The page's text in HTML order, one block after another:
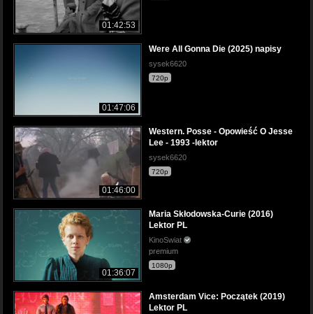
01:42:53
01:47:06
Were All Gonna Die (2025) napisy
sysek6620
720p
01:46:00
Western. Posse - Opowieść O Jesse
Lee - 1993 -lektor
sysek6620
720p
01:36:07
Maria Skłodowska-Curie (2016)
Lektor PL
KinoSwiat
premium
1080p
Amsterdam Vice: Początek (2019)
Lektor PL